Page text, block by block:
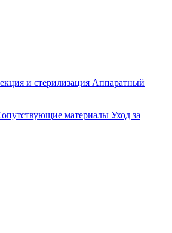
и стерилизация Аппаратный
материалы Уход за